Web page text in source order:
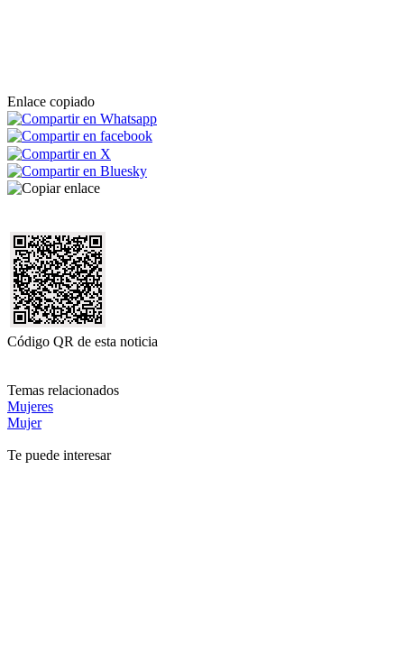
Enlace copiado
Código QR de esta noticia
Temas relacionados
Mujeres
Mujer
Te puede interesar